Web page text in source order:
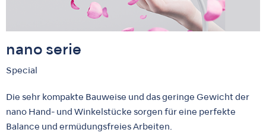
nano serie
Special
Die sehr kompakte Bauweise und das geringe Gewicht der
nano Hand- und Winkelstücke sorgen für eine perfekte
Balance und ermüdungsfreies Arbeiten.